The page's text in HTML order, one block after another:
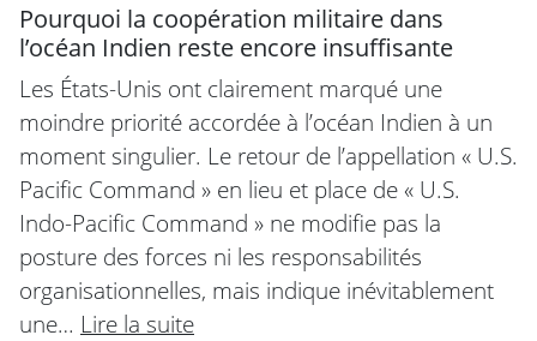
Pourquoi la coopération militaire dans
l’océan Indien reste encore insuffisante
Les États-Unis ont clairement marqué une
moindre priorité accordée à l’océan Indien à un
moment singulier. Le retour de l’appellation « U.S.
Pacific Command » en lieu et place de « U.S.
Indo-Pacific Command » ne modifie pas la
posture des forces ni les responsabilités
organisationnelles, mais indique inévitablement
une… Lire la suite